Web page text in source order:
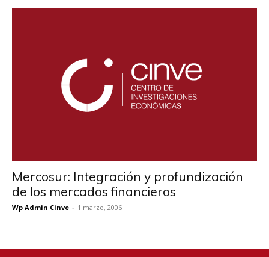
Mercosur: Integración y profundización
de los mercados financieros
Wp Admin Cinve - 1 marzo, 2006